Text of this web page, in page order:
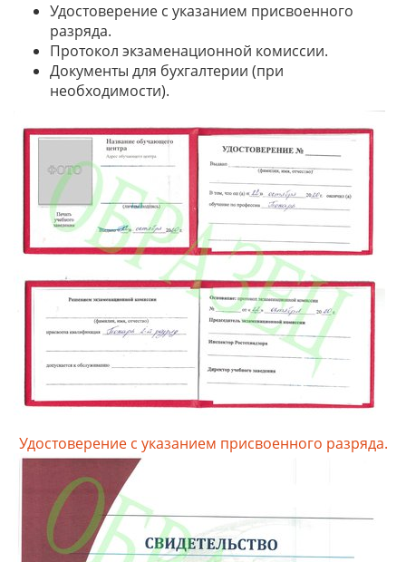
Удостоверение с указанием присвоенного
разряда.
Протокол экзаменационной комиссии.
Документы для бухгалтерии (при
необходимости).
Удостоверение с указанием присвоенного разряда.